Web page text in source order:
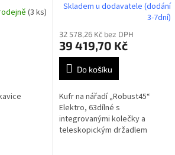
9
(3 ks)
A
Skladem u dodavatele (dodání
3-7dní)
32 578,26 Kč bez DPH
39 419,70 Kč
Do košíku
Kufr na nářadí „Robust45“
Elektro, 63dílné s
integrovanými kolečky a
teleskopickým držadlem